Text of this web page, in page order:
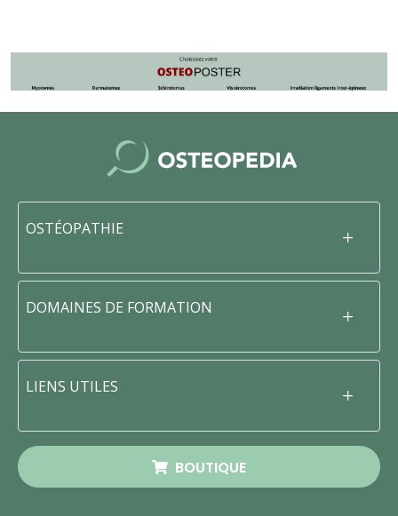
OSTÉOPATHIE
DOMAINES DE FORMATION
LIENS UTILES
BOUTIQUE